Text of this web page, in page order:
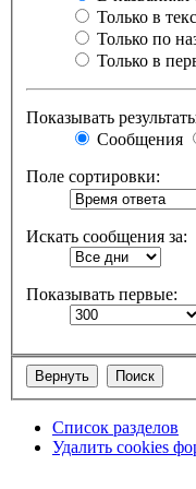
Только в
Только по
Только в
Показывать
Сообщения
Поле сортировки:
Искать сообщения за:
Показывать первые:
Список разделов
Удалить cookies